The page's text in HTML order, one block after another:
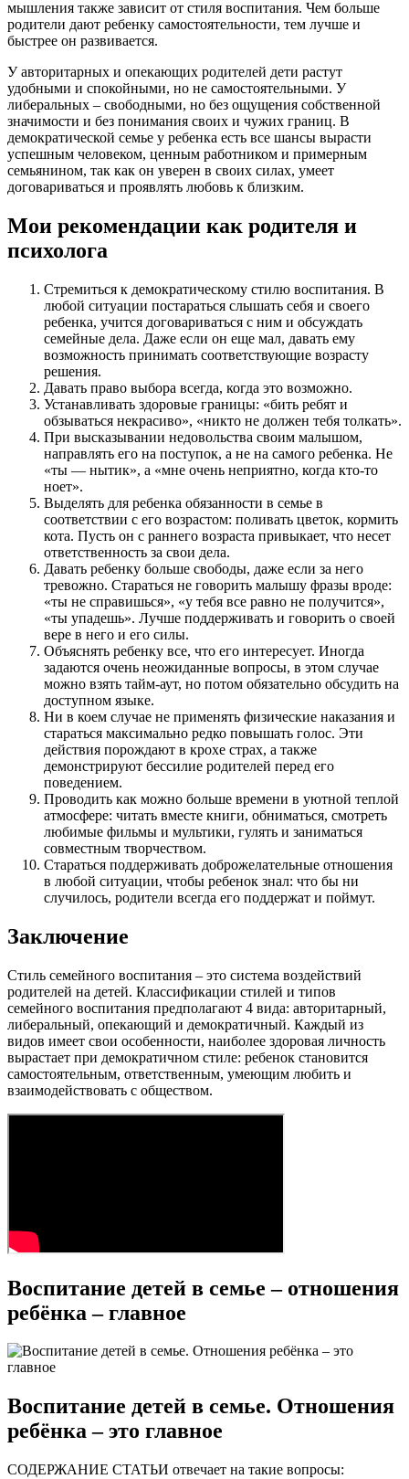
мышления также зависит от стиля воспитания. Чем больше
родители дают ребенку самостоятельности, тем лучше и
быстрее он развивается.
У авторитарных и опекающих родителей дети растут
удобными и спокойными, но не самостоятельными. У
либеральных – свободными, но без ощущения собственной
значимости и без понимания своих и чужих границ. В
демократической семье у ребенка есть все шансы вырасти
успешным человеком, ценным работником и примерным
семьянином, так как он уверен в своих силах, умеет
договариваться и проявлять любовь к близким.
Мои рекомендации как родителя и
психолога
Стремиться к демократическому стилю воспитания. В
любой ситуации постараться слышать себя и своего
ребенка, учится договариваться с ним и обсуждать
семейные дела. Даже если он еще мал, давать ему
возможность принимать соответствующие возрасту
решения.
Давать право выбора всегда, когда это возможно.
Устанавливать здоровые границы: «бить ребят и
обзываться некрасиво», «никто не должен тебя толкать».
При высказывании недовольства своим малышом,
направлять его на поступок, а не на самого ребенка. Не
«ты — нытик», а «мне очень неприятно, когда кто-то
ноет».
Выделять для ребенка обязанности в семье в
соответствии с его возрастом: поливать цветок, кормить
кота. Пусть он с раннего возраста привыкает, что несет
ответственность за свои дела.
Давать ребенку больше свободы, даже если за него
тревожно. Стараться не говорить малышу фразы вроде:
«ты не справишься», «у тебя все равно не получится»,
«ты упадешь». Лучше поддерживать и говорить о своей
вере в него и его силы.
Объяснять ребенку все, что его интересует. Иногда
задаются очень неожиданные вопросы, в этом случае
можно взять тайм-аут, но потом обязательно обсудить на
доступном языке.
Ни в коем случае не применять физические наказания и
стараться максимально редко повышать голос. Эти
действия порождают в крохе страх, а также
демонстрируют бессилие родителей перед его
поведением.
Проводить как можно больше времени в уютной теплой
атмосфере: читать вместе книги, обниматься, смотреть
любимые фильмы и мультики, гулять и заниматься
совместным творчеством.
Стараться поддерживать доброжелательные отношения
в любой ситуации, чтобы ребенок знал: что бы ни
случилось, родители всегда его поддержат и поймут.
Заключение
Стиль семейного воспитания – это система воздействий
родителей на детей. Классификации стилей и типов
семейного воспитания предполагают 4 вида: авторитарный,
либеральный, опекающий и демократичный. Каждый из
видов имеет свои особенности, наиболее здоровая личность
вырастает при демократичном стиле: ребенок становится
самостоятельным, ответственным, умеющим любить и
взаимодействовать с обществом.
Воспитание детей в семье – отношения
ребёнка – главное
Воспитание детей в семье. Отношения
ребёнка – это главное
СОДЕРЖАНИЕ СТАТЬИ отвечает на такие вопросы: